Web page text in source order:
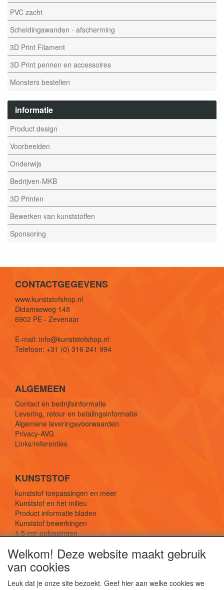
PVC zacht
Scheidingswanden - afscherming
3D Print Filament
3D Print pennen en accessoires
Monsters bestellen
informatie
Product design
Voorbeelden
Onderwijs
Bedrijven-MKB
3D Printen
Bewerken van kunststoffen
Sponsoring
CONTACTGEGEVENS
www.kunststofshop.nl
Didamseweg 148
6902 PE - Zevenaar
E-mail: info@kunststofshop.nl
Telefoon: +31 (0) 316 241 994
ALGEMEEN
Contact en bedrijfsinformatie
Levering, retour en betalingsinformatie
Algemene leveringsvoorwaarden
Privacy-AVG
Links/referenties
KUNSTSTOF
kunststof toepassingen en meer
Kunststof en het milieu
Product informatie bladen
Kunststof bewerkingen
1,5 mtr oplossingen
SOCIALE MEDIA
Welkom! Deze website maakt gebruik
van cookies
Leuk dat je onze site bezoekt. Geef hier aan welke cookies we